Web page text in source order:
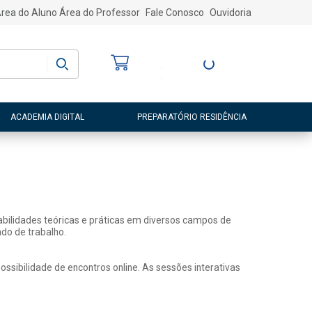
do Aluno Área do Professor Fale Conosco Ouvidoria
Entre ou Cadastre-
ACADEMIA DIGITAL PREPARATÓRIO RESIDÊNCIA
teóricas e práticas em diversos campos de
de trabalho.
de encontros online. As sessões interativas